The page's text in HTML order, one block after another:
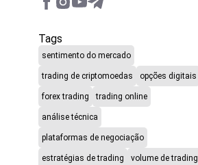
Tags
sentimento do mercado
trading de criptomoedas opções digitais
forex trading trading online
análise técnica
plataformas de negociação
estratégias de trading volume de trading